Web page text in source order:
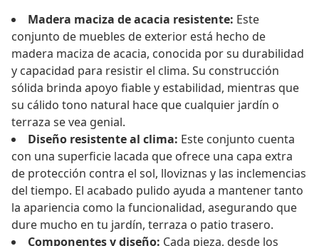
Madera maciza de acacia resistente: Este
conjunto de muebles de exterior está hecho de
madera maciza de acacia, conocida por su durabilidad
y capacidad para resistir el clima. Su construcción
sólida brinda apoyo fiable y estabilidad, mientras que
su cálido tono natural hace que cualquier jardín o
terraza se vea genial.
Diseño resistente al clima: Este conjunto cuenta
con una superficie lacada que ofrece una capa extra
de protección contra el sol, lloviznas y las inclemencias
del tiempo. El acabado pulido ayuda a mantener tanto
la apariencia como la funcionalidad, asegurando que
dure mucho en tu jardín, terraza o patio trasero.
Componentes y diseño: Cada pieza, desde los